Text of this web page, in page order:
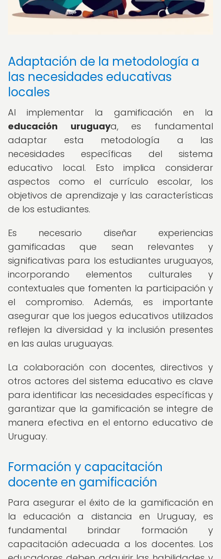
Adaptación de la metodología a
las necesidades educativas
locales
Al implementar la gamificación en la
educación uruguaya, es fundamental
adaptar esta metodología a las
necesidades específicas del sistema
educativo local. Esto implica considerar
aspectos como el currículo escolar, los
objetivos de aprendizaje y las características
de los estudiantes.
Es necesario diseñar experiencias
gamificadas que sean relevantes y
significativas para los estudiantes uruguayos,
incorporando elementos culturales y
contextuales que fomenten la participación y
el compromiso. Además, es importante
asegurar que los juegos educativos utilizados
reflejen la diversidad y la inclusión presentes
en las aulas uruguayas.
La colaboración con docentes, directivos y
otros actores del sistema educativo es clave
para identificar las necesidades específicas y
garantizar que la gamificación se integre de
manera efectiva en el entorno educativo de
Uruguay.
Formación y capacitación
docente en gamificación
Para asegurar el éxito de la gamificación en
la educación a distancia en Uruguay, es
fundamental brindar formación y
capacitación adecuada a los docentes. Los